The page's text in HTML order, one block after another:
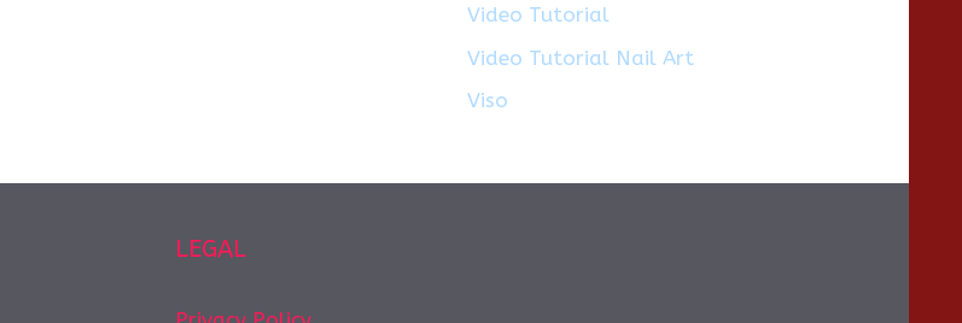
Video Tutorial
Video Tutorial Nail Art
Viso
LEGAL